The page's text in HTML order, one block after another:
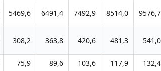
5469,6 6491,4 7492,9 8514,0 9576,7
308,2 363,8 420,6 481,3 541,0
75,9 89,6 103,6 117,9 132,4